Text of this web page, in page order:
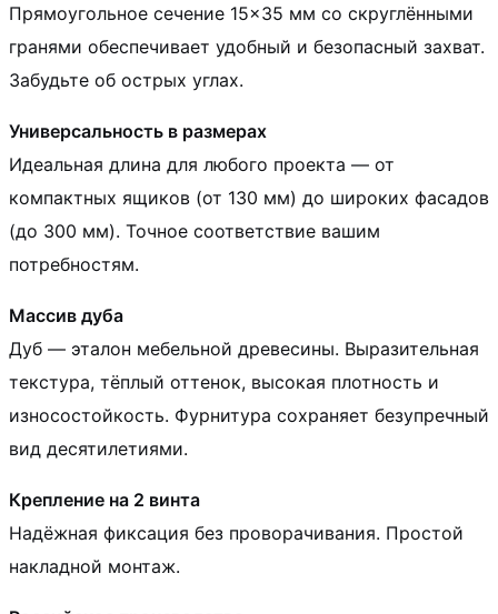
Прямоугольное сечение 15×35 мм со скруглёнными
гранями обеспечивает удобный и безопасный захват.
Забудьте об острых углах.
Универсальность в размерах
Идеальная длина для любого проекта — от
компактных ящиков (от 130 мм) до широких фасадов
(до 300 мм). Точное соответствие вашим
потребностям.
Массив дуба
Дуб — эталон мебельной древесины. Выразительная
текстура, тёплый оттенок, высокая плотность и
износостойкость. Фурнитура сохраняет безупречный
вид десятилетиями.
Крепление на 2 винта
Надёжная фиксация без проворачивания. Простой
накладной монтаж.